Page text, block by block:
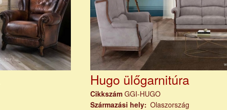
Hugo ülőgarnitúra
Cikkszám GGI-HUGO
Származási hely
Olaszország